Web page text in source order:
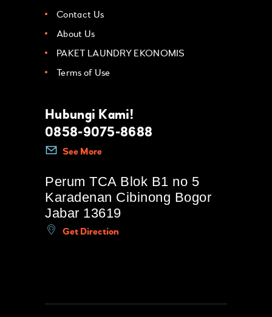
Contact Us
About Us
PAKET LAUNDRY EKONOMIS
Terms of Use
Hubungi Kami!
0858-9075-8688
See More
Perum TCA Blok B1 no 5
Karadenan Cibinong Bogor
Jabar 13619
Get Direction